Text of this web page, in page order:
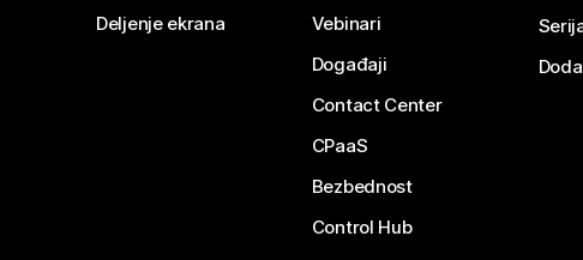
Deljenje ekrana
Vebinari
Događaji
Contact Center
CPaaS
Bezbednost
Control Hub